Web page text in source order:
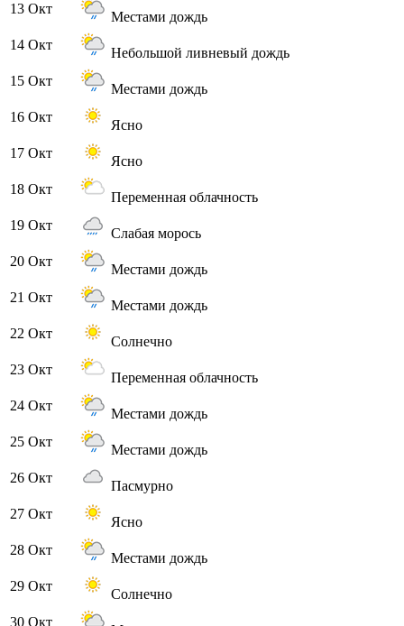
13 Окт
Местами дождь
14 Окт
Небольшой ливневый дождь
15 Окт
Местами дождь
16 Окт
Ясно
17 Окт
Ясно
18 Окт
Переменная облачность
19 Окт
Слабая морось
20 Окт
Местами дождь
21 Окт
Местами дождь
22 Окт
Солнечно
23 Окт
Переменная облачность
24 Окт
Местами дождь
25 Окт
Местами дождь
26 Окт
Пасмурно
27 Окт
Ясно
28 Окт
Местами дождь
29 Окт
Солнечно
30 Окт